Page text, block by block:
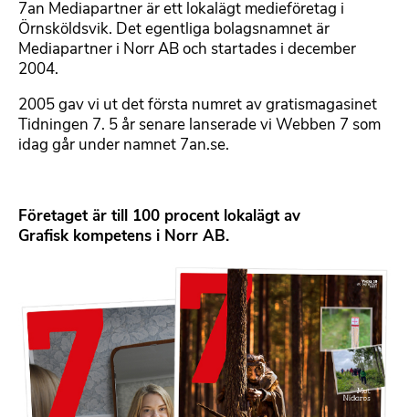
r
t
e
x
t
7an Mediapartner är ett lokalägt medieföretag i
Örnsköldsvik. Det egentliga bolagsnamnet är
Mediapartner i Norr AB och startades i december
2004.
2005 gav vi ut det första numret av gratismagasinet
Tidningen 7. 5 år senare lanserade vi Webben 7 som
idag går under namnet 7an.se.
Företaget är till 100 procent lokalägt av
Grafisk kompetens i Norr AB.
m